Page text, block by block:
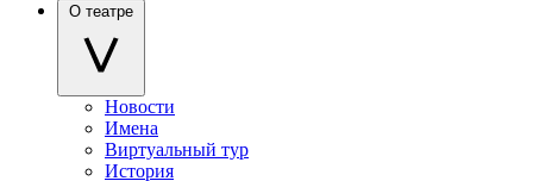
О театре
Новости
Имена
Виртуальный тур
История